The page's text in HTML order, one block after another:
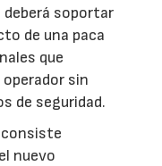
soportar
de una paca
que
sin
de seguridad.
nuevo